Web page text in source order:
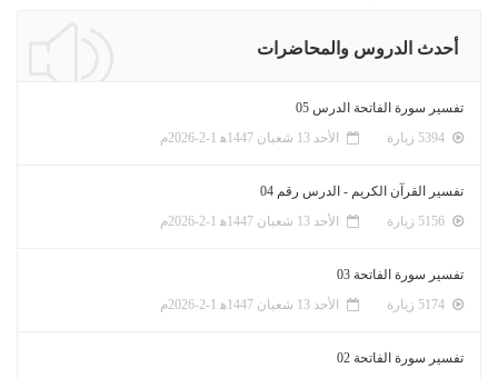
أحدث الدروس والمحاضرات
تفسير سورة الفاتحة الدرس 05
الأحد 13 شعبان 1447ﻫ 1-2-2026م
تفسير القرآن الكريم - الدرس رقم 04
الأحد 13 شعبان 1447ﻫ 1-2-2026م
تفسير سورة الفاتحة 03
الأحد 13 شعبان 1447ﻫ 1-2-2026م
تفسير سورة الفاتحة 02